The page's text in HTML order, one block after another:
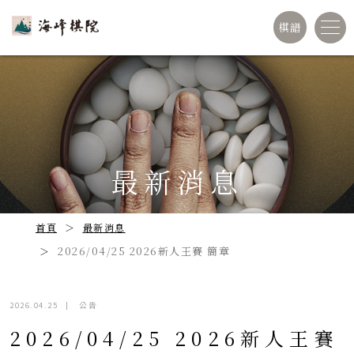
棋譜
最新消息
首頁 最新消息
2026/04/25 2026新人王賽 簡章
2026.04.25 | 公告
2026/04/25 2026新人王賽